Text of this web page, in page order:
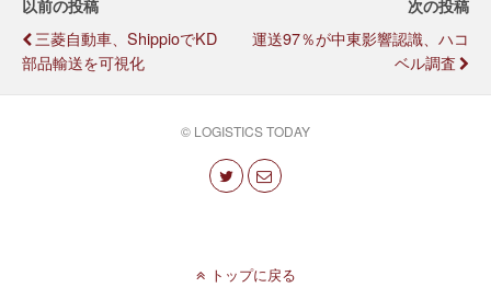
以前の投稿
三菱自動車、ShippioでKD
部品輸送を可視化
次の投稿
運送97％が中東影響認識、ハコ
ベル調査
© LOGISTICS TODAY
トップに戻る